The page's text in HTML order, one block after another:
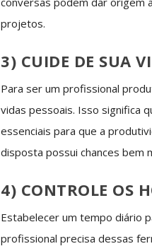
projetos.
3) CUIDE DE SUA
Para ser um profissional
vidas pessoais. Isso significa
essenciais para que a
disposta possui chances bem
4) CONTROLE OS
Estabelecer um tempo diário
profissional precisa dessas